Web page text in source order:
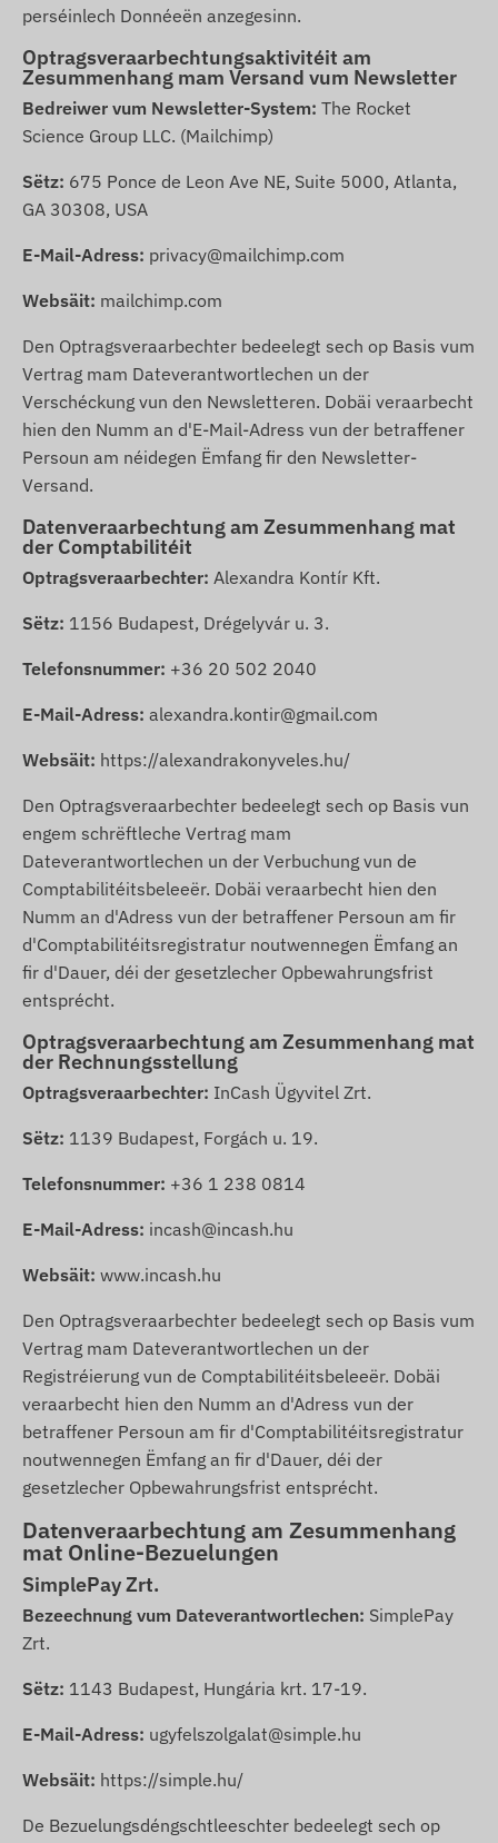
perséinlech Donnéeën anzegesinn.
Optragsveraarbechtungsaktivitéit am
Zesummenhang mam Versand vum Newsletter
Bedreiwer vum Newsletter-System: The Rocket
Science Group LLC. (Mailchimp)
Sëtz: 675 Ponce de Leon Ave NE, Suite 5000, Atlanta,
GA 30308, USA
E-Mail-Adress: privacy@mailchimp.com
Websäit: mailchimp.com
Den Optragsveraarbechter bedeelegt sech op Basis vum
Vertrag mam Dateverantwortlechen un der
Verschéckung vun den Newsletteren. Dobäi veraarbecht
hien den Numm an d'E-Mail-Adress vun der betraffener
Persoun am néidegen Ëmfang fir den Newsletter-
Versand.
Datenveraarbechtung am Zesummenhang mat
der Comptabilitéit
Optragsveraarbechter: Alexandra Kontír Kft.
Sëtz: 1156 Budapest, Drégelyvár u. 3.
Telefonsnummer: +36 20 502 2040
E-Mail-Adress: alexandra.kontir@gmail.com
Websäit: https://alexandrakonyveles.hu/
Den Optragsveraarbechter bedeelegt sech op Basis vun
engem schrëftleche Vertrag mam
Dateverantwortlechen un der Verbuchung vun de
Comptabilitéitsbeleeër. Dobäi veraarbecht hien den
Numm an d'Adress vun der betraffener Persoun am fir
d'Comptabilitéitsregistratur noutwennegen Ëmfang an
fir d'Dauer, déi der gesetzlecher Opbewahrungsfrist
entsprécht.
Optragsveraarbechtung am Zesummenhang mat
der Rechnungsstellung
Optragsveraarbechter: InCash Ügyvitel Zrt.
Sëtz: 1139 Budapest, Forgách u. 19.
Telefonsnummer: +36 1 238 0814
E-Mail-Adress: incash@incash.hu
Websäit: www.incash.hu
Den Optragsveraarbechter bedeelegt sech op Basis vum
Vertrag mam Dateverantwortlechen un der
Registréierung vun de Comptabilitéitsbeleeër. Dobäi
veraarbecht hien den Numm an d'Adress vun der
betraffener Persoun am fir d'Comptabilitéitsregistratur
noutwennegen Ëmfang an fir d'Dauer, déi der
gesetzlecher Opbewahrungsfrist entsprécht.
Datenveraarbechtung am Zesummenhang
mat Online-Bezuelungen
SimplePay Zrt.
Bezeechnung vum Dateverantwortlechen: SimplePay
Zrt.
Sëtz: 1143 Budapest, Hungária krt. 17-19.
E-Mail-Adress: ugyfelszolgalat@simple.hu
Websäit: https://simple.hu/
De Bezuelungsdéngschtleeschter bedeelegt sech op